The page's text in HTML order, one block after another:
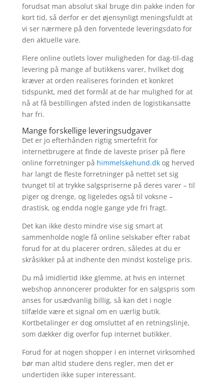
forudsat man absolut skal bruge din pakke inden for
kort tid, så derfor er det øjensynligt meningsfuldt at
vi ser nærmere på den forventede leveringsdato for
den aktuelle vare.
Flere online outlets lover muligheden for dag-til-dag
levering på mange af butikkens varer, hvilket dog
kræver at orden realiseres forinden et konkret
tidspunkt, med det formål at de har mulighed for at
nå at få bestillingen afsted inden de logistikansatte
har fri.
Mange forskellige leveringsudgaver
Det er jo efterhånden rigtig smertefrit for
internetbrugere at finde de laveste priser på flere
online forretninger på himmelskehund.dkog herved
har langt de fleste forretninger på nettet set sig
tvunget til at trykke salgspriserne på deres varer – til
piger og drenge, og ligeledes også til voksne –
drastisk, og endda nogle gange yde fri fragt.
Det kan ikke desto mindre vise sig smart at
sammenholde nogle få online selskaber efter rabat
forud for at du placerer ordren, således at du er
skråsikker på at indhente den mindst kostelige pris.
Du må imidlertid ikke glemme, at hvis en internet
webshop annoncerer produkter for en salgspris som
anses for usædvanlig billig, så kan det i nogle
tilfælde være et signal om en uærlig butik.
Kortbetalinger er dog omsluttet af en retningslinje,
som dækker dig overfor fup internet butikker.
Forud for at nogen shopper i en internet virksomhed
bør man altid studere dens regler, men det er
undertiden ikke super interessant.